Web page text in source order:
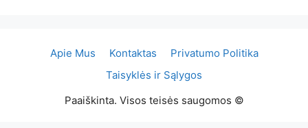
Apie Mus Kontaktas
Privatumo Politika
Taisyklės ir Sąlygos
Paaiškinta. Visos teisės saugomos ©